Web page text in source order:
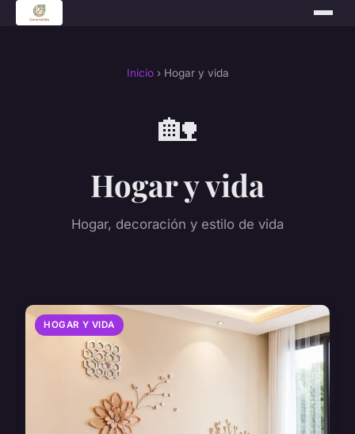
Inicio› Hogar y vida
🏡
Hogar y vida
Hogar, decoración y estilo de vida
HOGAR Y VIDA